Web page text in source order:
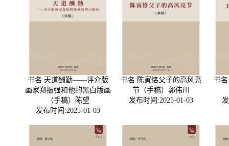
书名:天道酬勤——评介版
画家郑振强和他的黑白版画
（手稿）陈望
发布时间:2025-01-03
书名:陈寅恪父子的高风亮
节（手稿）郭伟川
发布时间:2025-01-03
书